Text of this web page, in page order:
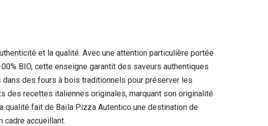
et la qualité. Avec une attention particulière portée
BIO, cette enseigne garantit des saveurs authentiques
des fours à bois traditionnels pour préserver les
des recettes italiennes originales, marquant son originalité
qualité fait de Baïla Pizza Autentico une destination de
cadre accueillant.